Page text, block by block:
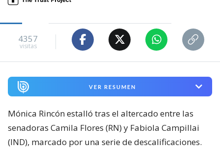
4357
visitas
VER RESUMEN
Mónica Rincón estalló tras el altercado entre las
senadoras Camila Flores (RN) y Fabiola Campillai
(IND), marcado por una serie de descalificaciones.